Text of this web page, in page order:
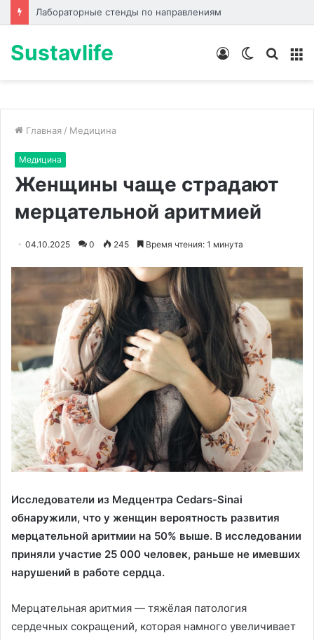
Sustavlife
Switch
Войти
Главная / Медицина
Медицина
Женщины чаще страдают
мерцательной аритмией
04.10.2025 0 245 Время чтения: 1 минута
Исследователи из Медцентра Cedars-Sinai
обнаружили, что у женщин вероятность развития
мерцательной аритмии на 50% выше. В исследовании
приняли участие 25 000 человек, раньше не имевших
нарушений в работе сердца.
Мерцательная аритмия — тяжёлая патология
сердечных сокращений, которая намного увеличивает